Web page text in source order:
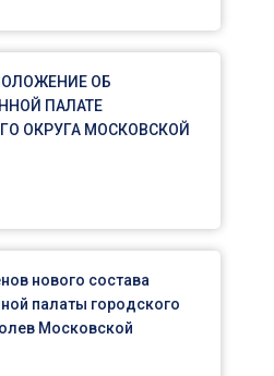
ОБ
ПАЛАТЕ
ОКРУГА МОСКОВСКОЙ
нового состава
палаты городского
Московской